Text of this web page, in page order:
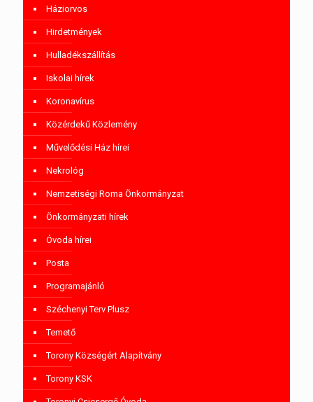
Háziorvos
Hirdetmények
Hulladékszállítás
Iskolai hírek
Koronavírus
Közérdekű Közlemény
Művelődési Ház hírei
Nekrológ
Nemzetiségi Roma Önkormányzat
Önkormányzati hírek
Óvoda hírei
Posta
Programajánló
Széchenyi Terv Plusz
Temető
Torony Községért Alapítvány
Torony KSK